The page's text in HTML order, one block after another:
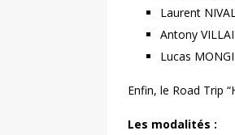
Laurent
Antony
Lucas
Enfin, le Road Trip
Les modalités :